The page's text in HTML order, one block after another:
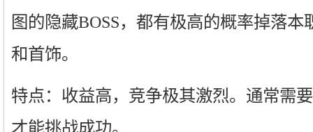
图的隐藏BOSS，都有极高的概率掉落
和首饰。
特点：收益高，竞争极其激烈。通常需
才能挑战成功。